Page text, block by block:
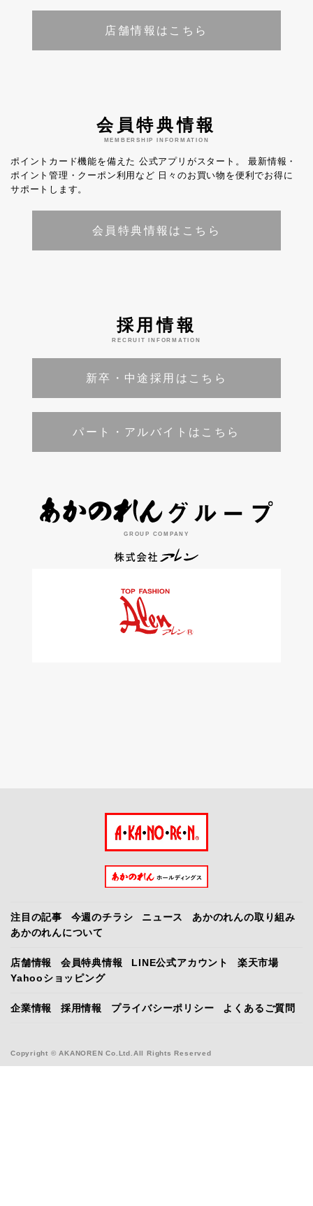
店舗情報はこちら
会員特典情報
MEMBERSHIP INFORMATION
ポイントカード機能を備えた 公式アプリがスタート。
最新情報・
ポイント管理・クーポン利用など 日々のお買い物を便利でお得に
サポートします。
会員特典情報はこちら
採用情報
RECRUIT INFORMATION
新卒・中途採用はこちら
パート・アルバイトはこちら
GROUP COMPANY
Copyright © AKANOREN Co.Ltd.All Rights Reserved
注目の記事 今週のチラシ ニュース
あかのれんの取り組み
あかのれんについて
店舗情報 会員特典情報 LINE公式アカウント
楽天市場
Yahooショッピング
企業情報 採用情報 プライバシーポリシー よくあるご質問